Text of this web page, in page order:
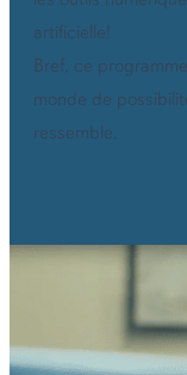
artificielle!
Bref, ce
monde de
ressemble.